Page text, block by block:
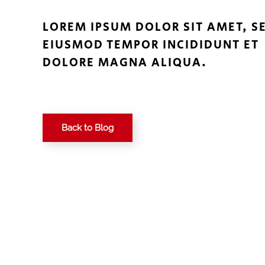
LOREM IPSUM DOLOR SIT AMET,
EIUSMOD TEMPOR INCIDIDUNT ET
DOLORE MAGNA ALIQUA.
Back to Blog